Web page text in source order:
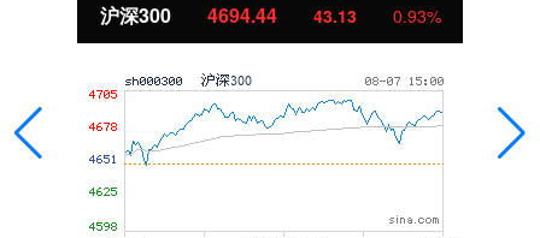
沪深300 4694.44 43.13 0.93%